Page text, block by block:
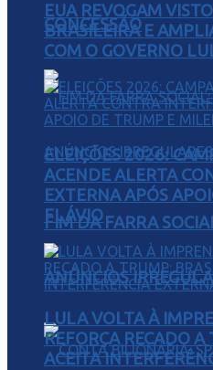
CONCESSÃO
FIM DA FARRA
ANÚNCIOS
EUA REVOGAM
BRASILEIRA E
COM O GOVERNO
ELEIÇÕES 2026:
ACENDE ALERTA
EXTERNA APÓS
FLÁVIO
LULA VOLTA À
REFORÇA RECADO
ACEITA